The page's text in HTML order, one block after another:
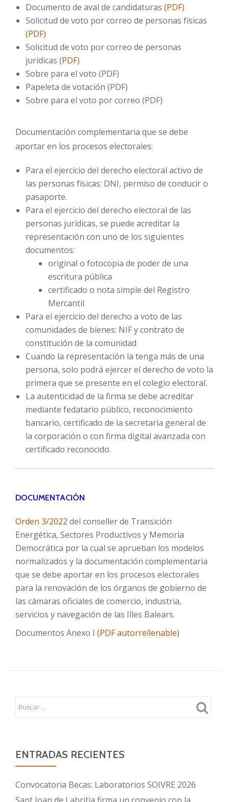
Documento de aval de candidaturas (PDF)
Solicitud de voto por correo de personas físicas
(PDF)
Solicitud de voto por correo de personas
jurídicas (PDF)
Sobre para el voto (PDF)
Papeleta de votación (PDF)
Sobre para el voto por correo (PDF)
Documentación complementaria que se debe
aportar en los procesos electorales:
Para el ejercicio del derecho electoral activo de
las personas físicas: DNI, permiso de conducir o
pasaporte.
Para el ejercicio del derecho electoral de las
personas jurídicas, se puede acreditar la
representación con uno de los siguientes
documentos:
original o fotocopia de poder de una
escritura pública
certificado o nota simple del Registro
Mercantil
Para el ejercicio del derecho a voto de las
comunidades de bienes: NIF y contrato de
constitución de la comunidad
Cuando la representación la tenga más de una
persona, solo podrá ejercer el derecho de voto la
primera que se presente en el colegio electoral.
La autenticidad de la firma se debe acreditar
mediante fedatario público, reconocimiento
bancario, certificado de la secretaria general de
la corporación o con firma digital avanzada con
certificado reconocido.
DOCUMENTACIÓN
Orden 3/2022 del conseller de Transición
Energética, Sectores Productivos y Memoria
Democrática por la cual se aprueban los modelos
normalizados y la documentación complementaria
que se debe aportar en los procesos electorales
para la renovación de los órganos de gobierno de
las cámaras oficiales de comercio, industria,
servicios y navegación de las Illes Balears.
Documentos Anexo I (PDF autorrellenable)
ENTRADAS RECIENTES
Convocatoria Becas: Laboratorios SOIVRE 2026